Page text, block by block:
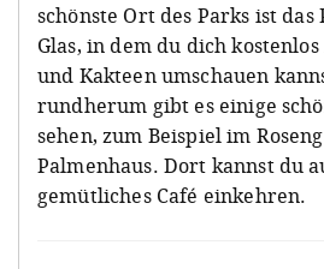
schönste Ort des Parks ist das
Glas, in dem du dich
und Kakteen umschauen
rundherum gibt es einige
sehen, zum Beispiel im
Palmenhaus. Dort kannst du
gemütliches Café einkehren.